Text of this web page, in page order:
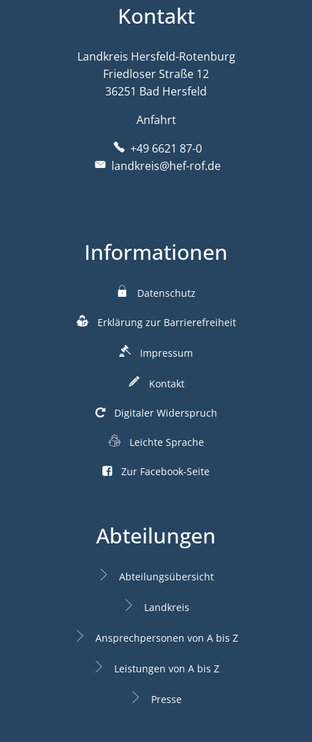
Kontakt
Landkreis Hersfeld-Rotenburg
Friedloser Straße 12
36251 Bad Hersfeld
Anfahrt
+49 6621 87-0
landkreis@hef-rof.de
Informationen
Datenschutz
Erklärung zur Barrierefreiheit
Impressum
Kontakt
Digitaler Widerspruch
Leichte Sprache
Zur Facebook-Seite
Abteilungen
Abteilungsübersicht
Landkreis
Ansprechpersonen von A bis Z
Leistungen von A bis Z
Presse